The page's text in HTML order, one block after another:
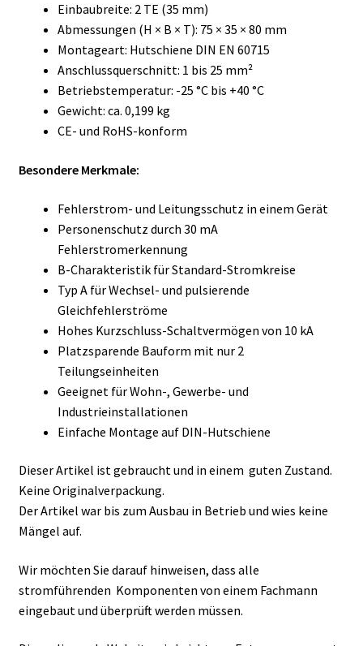
Einbaubreite: 2 TE (35 mm)
Abmessungen (H × B × T): 75 × 35 × 80 mm
Montageart: Hutschiene DIN EN 60715
Anschlussquerschnitt: 1 bis 25 mm²
Betriebstemperatur: -25 °C bis +40 °C
Gewicht: ca. 0,199 kg
CE- und RoHS-konform
Besondere Merkmale:
Fehlerstrom- und Leitungsschutz in einem Gerät
Personenschutz durch 30 mA
Fehlerstromerkennung
B-Charakteristik für Standard-Stromkreise
Typ A für Wechsel- und pulsierende
Gleichfehlerströme
Hohes Kurzschluss-Schaltvermögen von 10 kA
Platzsparende Bauform mit nur 2
Teilungseinheiten
Geeignet für Wohn-, Gewerbe- und
Industrieinstallationen
Einfache Montage auf DIN-Hutschiene
Dieser Artikel ist gebraucht und in einem guten Zustand.
Keine Originalverpackung.
Der Artikel war bis zum Ausbau in Betrieb und wies keine
Mängel auf.
Wir möchten Sie darauf hinweisen, dass alle
stromführenden Komponenten von einem Fachmann
eingebaut und überprüft werden müssen.